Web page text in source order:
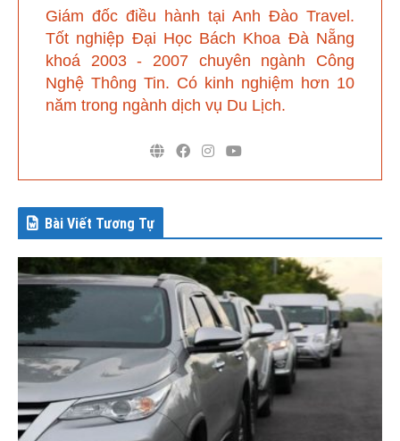
Giám đốc điều hành tại Anh Đào Travel.
Tốt nghiệp Đại Học Bách Khoa Đà Nẵng
khoá 2003 - 2007 chuyên ngành Công
Nghệ Thông Tin. Có kinh nghiệm hơn 10
năm trong ngành dịch vụ Du Lịch.
Bài Viết Tương Tự